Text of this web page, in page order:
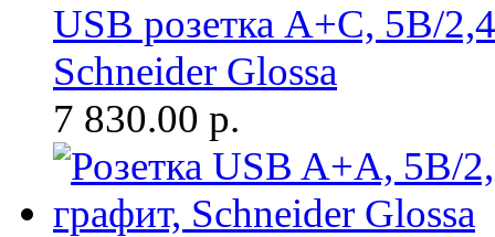
USB розетка A+С, 5В/
Schneider Glossa
7 830.00 р.